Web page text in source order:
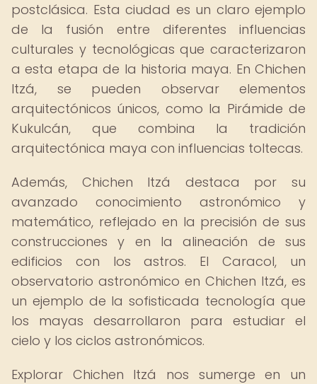
postclásica. Esta ciudad es un claro ejemplo
de la fusión entre diferentes influencias
culturales y tecnológicas que caracterizaron
a esta etapa de la historia maya. En Chichen
Itzá, se pueden observar elementos
arquitectónicos únicos, como la Pirámide de
Kukulcán, que combina la tradición
arquitectónica maya con influencias toltecas.
Además, Chichen Itzá destaca por su
avanzado conocimiento astronómico y
matemático, reflejado en la precisión de sus
construcciones y en la alineación de sus
edificios con los astros. El Caracol, un
observatorio astronómico en Chichen Itzá, es
un ejemplo de la sofisticada tecnología que
los mayas desarrollaron para estudiar el
cielo y los ciclos astronómicos.
Explorar Chichen Itzá nos sumerge en un